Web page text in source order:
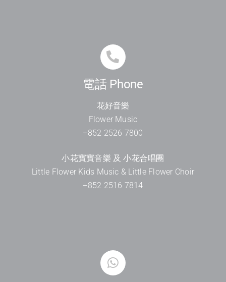
電話 Phone
花好音樂
Flower Music
+852 2526 7800
小花寶寶音樂 及 小花合唱團
Little Flower Kids Music & Little Flower Choir
+852 2516 7814